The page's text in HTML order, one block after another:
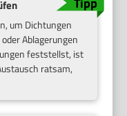
um Dichtungen
Ablagerungen
feststellst, ist
ratsam,